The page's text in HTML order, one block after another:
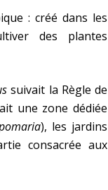
: créé dans les
des plantes
suivait la Règle de
une zone dédiée
), les jardins
consacrée aux